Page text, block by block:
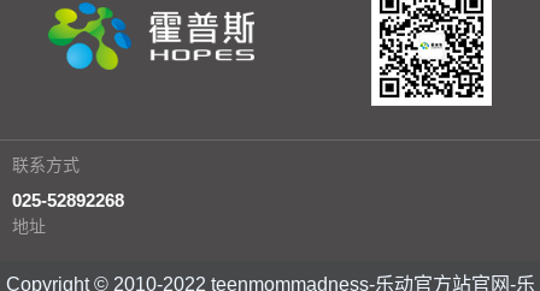
联系方式
025-52892268
地址
Copyright © 2010-2022 teenmommadness-乐动官方站官网-乐